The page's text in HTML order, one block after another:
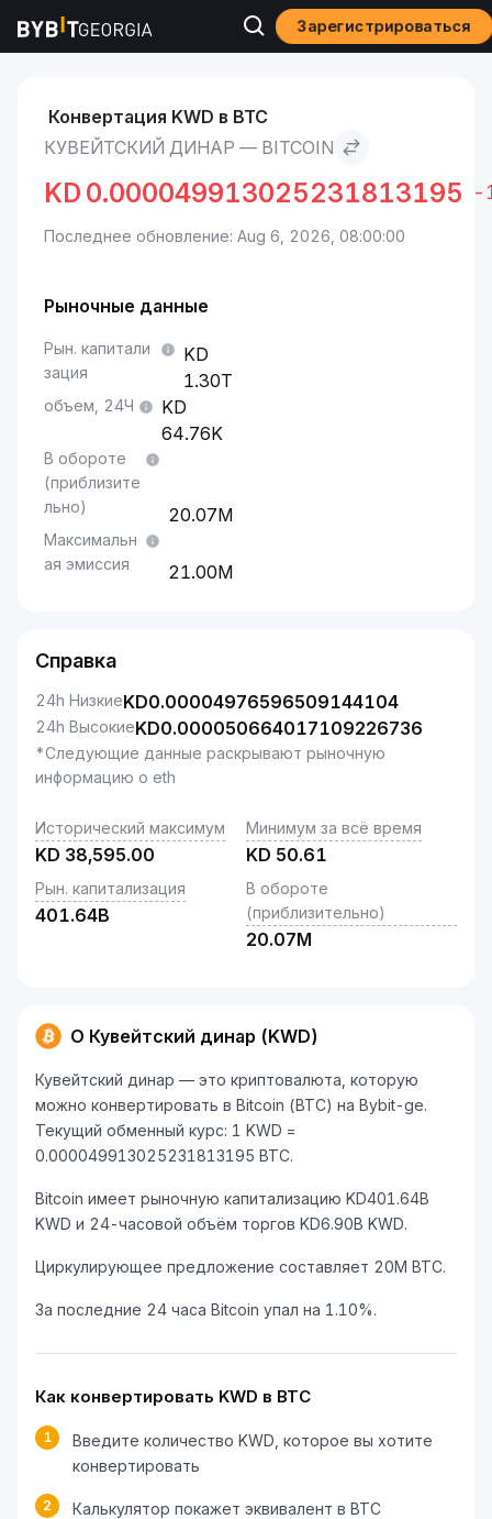
Зарегистрироваться
Рынки Курс Bitcoin BTC Кувейтский динар to Bitcoin
Конвертация KWD в BTC
КУВЕЙТСКИЙ ДИНАР — BITCOIN
KD 0.000049913025231813195 -
Последнее обновление: Aug 6, 2026, 08:00:00
Рыночные данные
Рын. капитали
зация
1.30T
объем, 24Ч
64.76K
В обороте
(приблизите
льно)
20.07M
Максимальн
ая эмиссия
21.00M
Справка
24h НизкиеKD0.00004976596509144104
24h ВысокиеKD0.000050664017109226736
*Следующие данные раскрывают рыночную
информацию о eth
Исторический максимум
KD 38,595.00
Минимум за всё время
KD 50.61
Рын. капитализация
401.64B
В обороте
(приблизительно)
20.07M
О Кувейтский динар (KWD)
Кувейтский динар — это криптовалюта, которую
можно конвертировать в Bitcoin (BTC) на Bybit-ge.
Текущий обменный курс: 1 KWD =
0.000049913025231813195 BTC.
Bitcoin имеет рыночную капитализацию KD401.64B
KWD и 24-часовой объём торгов KD6.90B KWD.
Циркулирующее предложение составляет 20M BTC.
За последние 24 часа Bitcoin упал на 1.10%.
Как конвертировать KWD в BTC
1
Введите количество KWD, которое вы хотите
конвертировать
2 Калькулятор покажет эквивалент в BTC